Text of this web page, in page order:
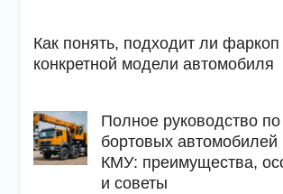
Как понять, подходит ли фаркоп
конкретной модели автомобиля
Полное руководство по
бортовых
КМУ: преимущества,
и советы